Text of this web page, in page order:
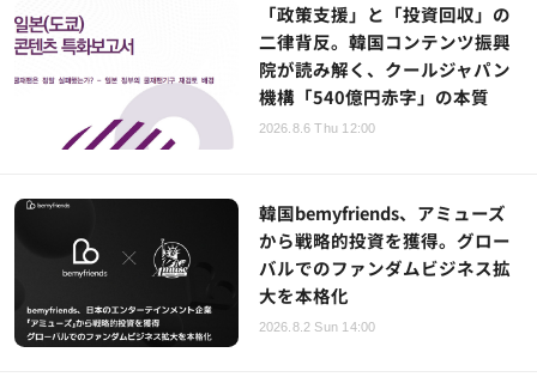
「政策支援」と「投資回収」の
二律背反。韓国コンテンツ振興
院が読み解く、クールジャパン
機構「540億円赤字」の本質
2026.8.6 Thu 12:00
韓国bemyfriends、アミューズ
から戦略的投資を獲得。グロー
バルでのファンダムビジネス拡
大を本格化
2026.8.2 Sun 14:00